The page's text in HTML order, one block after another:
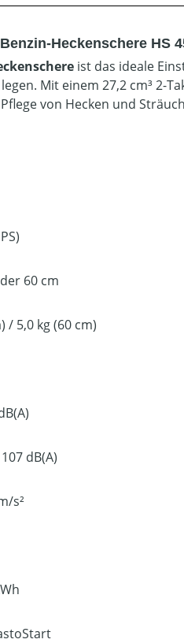
Heckenschere HS
ist das ideale
Mit einem 27,2 cm³ 2-
von Hecken und
60 cm
/ 5,0 kg (60 cm)
107 dB(A)
s²